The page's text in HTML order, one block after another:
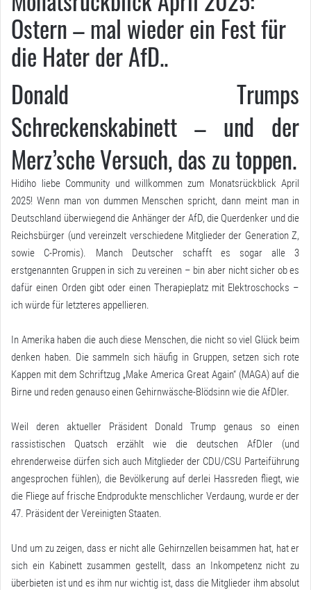
Ostern – mal wieder ein Fest für
die Hater der AfD..
Donald Trumps
Schreckenskabinett – und der
Merz’sche Versuch, das zu toppen.
Hidiho liebe Community und willkommen zum Monatsrückblick April
2025! Wenn man von dummen Menschen spricht, dann meint man in
Deutschland überwiegend die Anhänger der AfD, die Querdenker und die
Reichsbürger (und vereinzelt verschiedene Mitglieder der Generation Z,
sowie C-Promis). Manch Deutscher schafft es sogar alle 3
erstgenannten Gruppen in sich zu vereinen – bin aber nicht sicher ob es
dafür einen Orden gibt oder einen Therapieplatz mit Elektroschocks –
ich würde für letzteres appellieren.
In Amerika haben die auch diese Menschen, die nicht so viel Glück beim
denken haben. Die sammeln sich häufig in Gruppen, setzen sich rote
Kappen mit dem Schriftzug „Make America Great Again“ (MAGA) auf die
Birne und reden genauso einen Gehirnwäsche-Blödsinn wie die AfDler.
Weil deren aktueller Präsident Donald Trump genaus so einen
rassistischen Quatsch erzählt wie die deutschen AfDler (und
ehrenderweise dürfen sich auch Mitglieder der CDU/CSU Parteiführung
angesprochen fühlen), die Bevölkerung auf derlei Hassreden fliegt, wie
die Fliege auf frische Endprodukte menschlicher Verdaung, wurde er der
47. Präsident der Vereinigten Staaten.
Und um zu zeigen, dass er nicht alle Gehirnzellen beisammen hat, hat er
sich ein Kabinett zusammen gestellt, dass an Inkompetenz nicht zu
überbieten ist und es ihm nur wichtig ist, dass die Mitglieder ihm absolut